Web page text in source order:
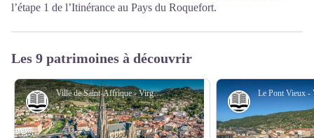
l’étape 1 de l’Itinérance au Pays du Roquefort.
Les 9 patrimoines à découvrir
Ville de Saint-Affrique - Virginie Govignon
Histoire et patrimoine Histoire et